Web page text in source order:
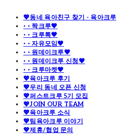
💖동네 육아친구 찾기 - 육아크루
· · 짝크루🧡
· · 크루톡🧡
· · 자유모임🧡
· · 원데이크루🧡
· · 원데이크루 신청🧡
· · 크루마켓🧡
💖육아크루 후기
💖우리 동네 오픈 신청
💖퍼스트크루 5기 모집
💖JOIN OUR TEAM
💖육아크루 소식
💖팀육아크루 이야기
💖제휴/협업 문의